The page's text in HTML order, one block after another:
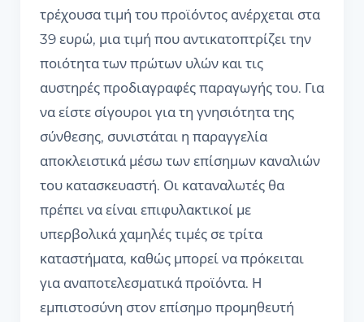
τρέχουσα τιμή του προϊόντος ανέρχεται στα
39 ευρώ, μια τιμή που αντικατοπτρίζει την
ποιότητα των πρώτων υλών και τις
αυστηρές προδιαγραφές παραγωγής του. Για
να είστε σίγουροι για τη γνησιότητα της
σύνθεσης, συνιστάται η παραγγελία
αποκλειστικά μέσω των επίσημων καναλιών
του κατασκευαστή. Οι καταναλωτές θα
πρέπει να είναι επιφυλακτικοί με
υπερβολικά χαμηλές τιμές σε τρίτα
καταστήματα, καθώς μπορεί να πρόκειται
για αναποτελεσματικά προϊόντα. Η
εμπιστοσύνη στον επίσημο προμηθευτή